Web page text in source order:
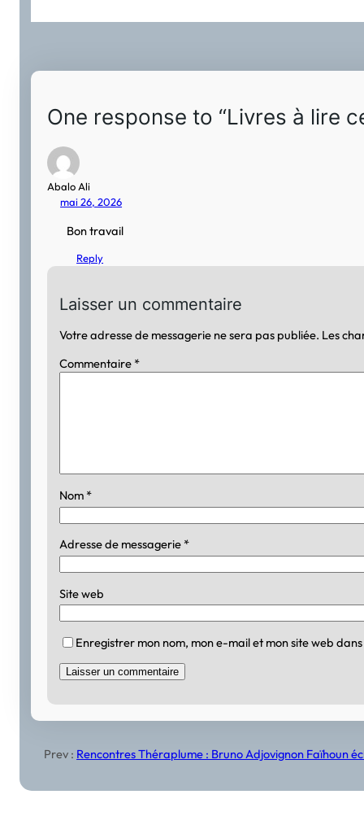
One response to “Livres à lire
Abalo Ali
mai 26, 2026
Bon travail
Reply
Laisser un commentaire
Votre adresse de messagerie ne sera pas publiée. Les
Commentaire *
Nom *
Adresse de messagerie *
Site web
Enregistrer mon nom, mon e-mail et mon site web
Prev : Rencontres Théraplume : Bruno Adjovignon Faïhoun